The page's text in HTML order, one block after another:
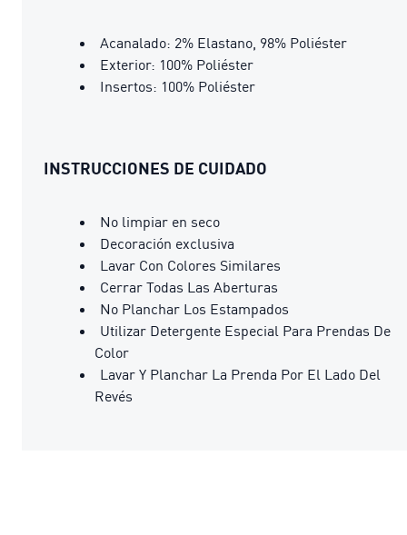
Acanalado: 2% Elastano, 98% Poliéster
Exterior: 100% Poliéster
Insertos: 100% Poliéster
INSTRUCCIONES DE CUIDADO
No limpiar en seco
Decoración exclusiva
Lavar Con Colores Similares
Cerrar Todas Las Aberturas
No Planchar Los Estampados
Utilizar Detergente Especial Para Prendas De
Color
Lavar Y Planchar La Prenda Por El Lado Del
Revés